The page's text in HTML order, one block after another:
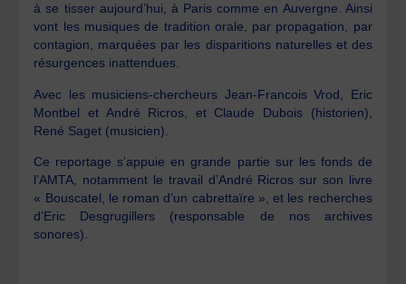
à se tisser aujourd’hui, à Paris comme en Auvergne. Ainsi
vont les musiques de tradition orale, par propagation, par
contagion, marquées par les disparitions naturelles et des
résurgences inattendues.
Avec les musiciens-chercheurs Jean-Francois Vrod, Eric
Montbel et André Ricros, et Claude Dubois (historien),
René Saget (musicien).
Ce reportage s’appuie en grande partie sur les fonds de
l’AMTA, notamment le travail d’André Ricros sur son livre
« Bouscatel, le roman d’un cabrettaïre », et les recherches
d’Eric Desgrugillers (responsable de nos archives
sonores).